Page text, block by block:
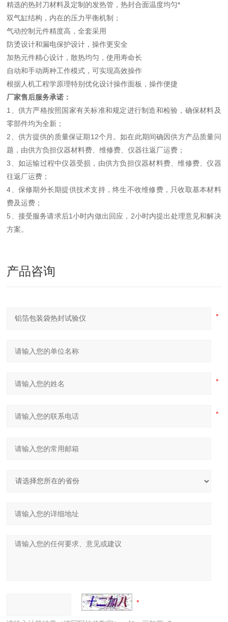
精选的热封刀材料及定制的发热管，热封合面温度均匀*
双气缸结构，内在的压力平衡机制；
气动控制元件精度高，全套采用
防烫设计和漏电保护设计，操作更安全
加热元件精心设计，散热均匀，使用寿命长
自动和手动两种工作模式，可实现高效操作
根据人机工程学原理特别优化设计操作面板，操作便捷
厂家售后服务承诺：
1、供方严格按照国家有关标准和规定进行制造和检验，确保材料及
零部件均为全新；
2、供方提供的质量保证期12个月。如在此期间确因供方产品质量问
题，由供方负担仪器材料费、维修费、仪器往返厂运费；
3、如运输过程中仪器受损，由供方负担仪器材料费、维修费、仪器
往返厂运费；
4、保修期外长期提供技术支持，终生不收维修费，只收取基本材料
费及运费；
5、接受服务请求后1小时内做出回应，2小时内提出处理意见和解决
方案。
产品咨询